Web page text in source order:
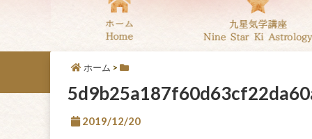
ホーム >
2019/12/20